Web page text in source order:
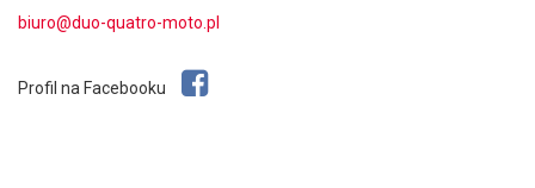
biuro@duo-quatro-moto.pl
Profil na Facebooku